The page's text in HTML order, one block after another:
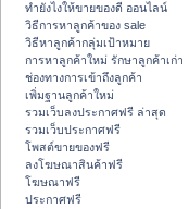
ทํายังไงให้ขายของดี ออนไลน์
วิธีการหาลูกค้าของ sale
วิธีหาลูกค้ากลุ่มเป้าหมาย
การหาลูกค้าใหม่ รักษาลูกค้าเก่า
ช่องทางการเข้าถึงลูกค้า
เพิ่มฐานลูกค้าใหม่
รวมเว็บลงประกาศฟรี ล่าสุด
รวมเว็บประกาศฟรี
โพสต์ขายของฟรี
ลงโฆษณาสินค้าฟรี
โฆษณาฟรี
ประกาศฟรี